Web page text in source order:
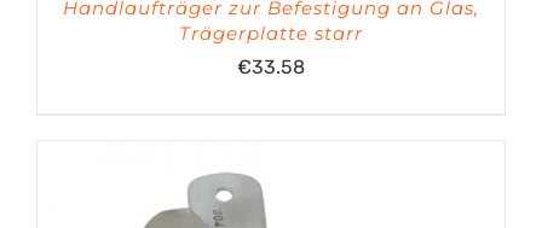
Handlaufträger zur Befestigung an Glas,
Trägerplatte starr
€33.58